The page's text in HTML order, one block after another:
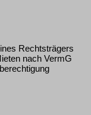
Rechtsträgers
nach VermG